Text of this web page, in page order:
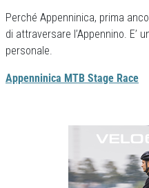
Perché Appenninica, prima
di attraversare l’Appennino. E’
personale.
Appenninica MTB Stage Race